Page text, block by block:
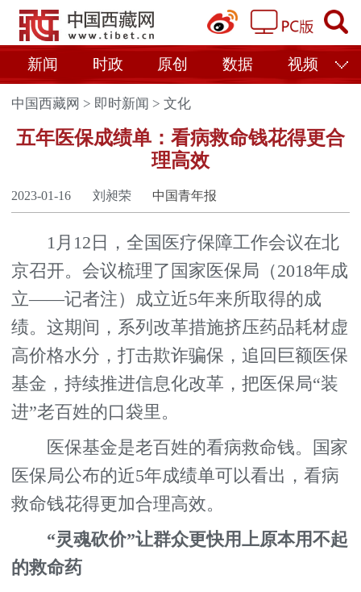
新闻 时政 原创 数据 视频
中国西藏网 > 即时新闻 >文化
五年医保成绩单：看病救命钱花得更合
理高效
2023-01-16 刘昶荣 中国青年报
1月12日，全国医疗保障工作会议在北
京召开。会议梳理了国家医保局（2018年成
立——记者注）成立近5年来所取得的成
绩。这期间，系列改革措施挤压药品耗材虚
高价格水分，打击欺诈骗保，追回巨额医保
基金，持续推进信息化改革，把医保局“装
进”老百姓的口袋里。
医保基金是老百姓的看病救命钱。国家
医保局公布的近5年成绩单可以看出，看病
救命钱花得更加合理高效。
“灵魂砍价”让群众更快用上原本用不起
的救命药